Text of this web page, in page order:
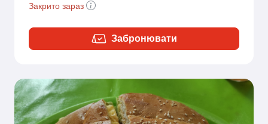
Закрито зараз
Забронювати